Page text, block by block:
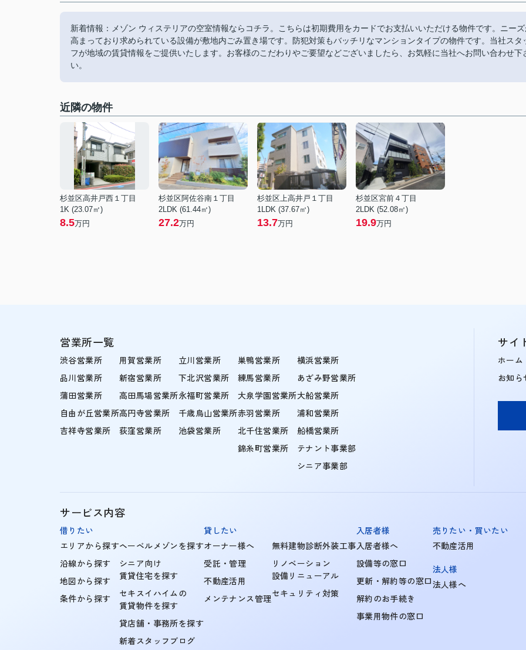
新着情報：メゾン ウィステリアの空室情報ならコチラ。こちらは初期費用をカードでお支払いいただける物件です。ニー
高まっており求められている設備が敷地内ごみ置き場です。防犯対策もバッチリなマンションタイプの物件です。当社スタ
フが地域の賃貸情報をご提供いたします。お客様のこだわりやご要望などございましたら、お気軽に当社へお問い合わせ下
い。
近隣の物件
杉並区高井戸西１丁目
1K (23.07㎡)
8.5万円
杉並区阿佐谷南１丁目
2LDK (61.44㎡)
27.2万円
杉並区上高井戸１丁目
1LDK (37.67㎡)
13.7万円
杉並区宮前４丁目
2LDK (52.08㎡)
19.9万円
営業所一覧
渋谷営業所
品川営業所
蒲田営業所
自由が丘営業所
吉祥寺営業所
用賀営業所
新宿営業所
高田馬場営業所
高円寺営業所
荻窪営業所
立川営業所
下北沢営業所
永福町営業所
千歳烏山営業所
池袋営業所
巣鴨営業所
練馬営業所
大泉学園営業所
赤羽営業所
北千住営業所
錦糸町営業所
横浜営業所
あざみ野営業所
大船営業所
浦和営業所
船橋営業所
テナント事業部
シニア事業部
サイ
ホーム
お知ら
サービス内容
借りたい
エリアから探す
沿線から探す
地図から探す
条件から探す
ヘーベルメゾンを探す
シニア向け
賃貸住宅を探す
セキスイハイムの
賃貸物件を探す
貸店舗・事務所を探す
新着スタッフブログ
貸したい
オーナー様へ
受託・管理
不動産活用
メンテナンス管理
無料建物診断外装工事
リノベーション
設備リニューアル
セキュリティ対策
入居者様
入居者様へ
設備等の窓口
更新・解約等の窓口
解約のお手続き
事業用物件の窓口
売りたい・買いたい
不動産活用
法人様
法人様へ